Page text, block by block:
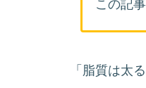
この記
「脂質は太